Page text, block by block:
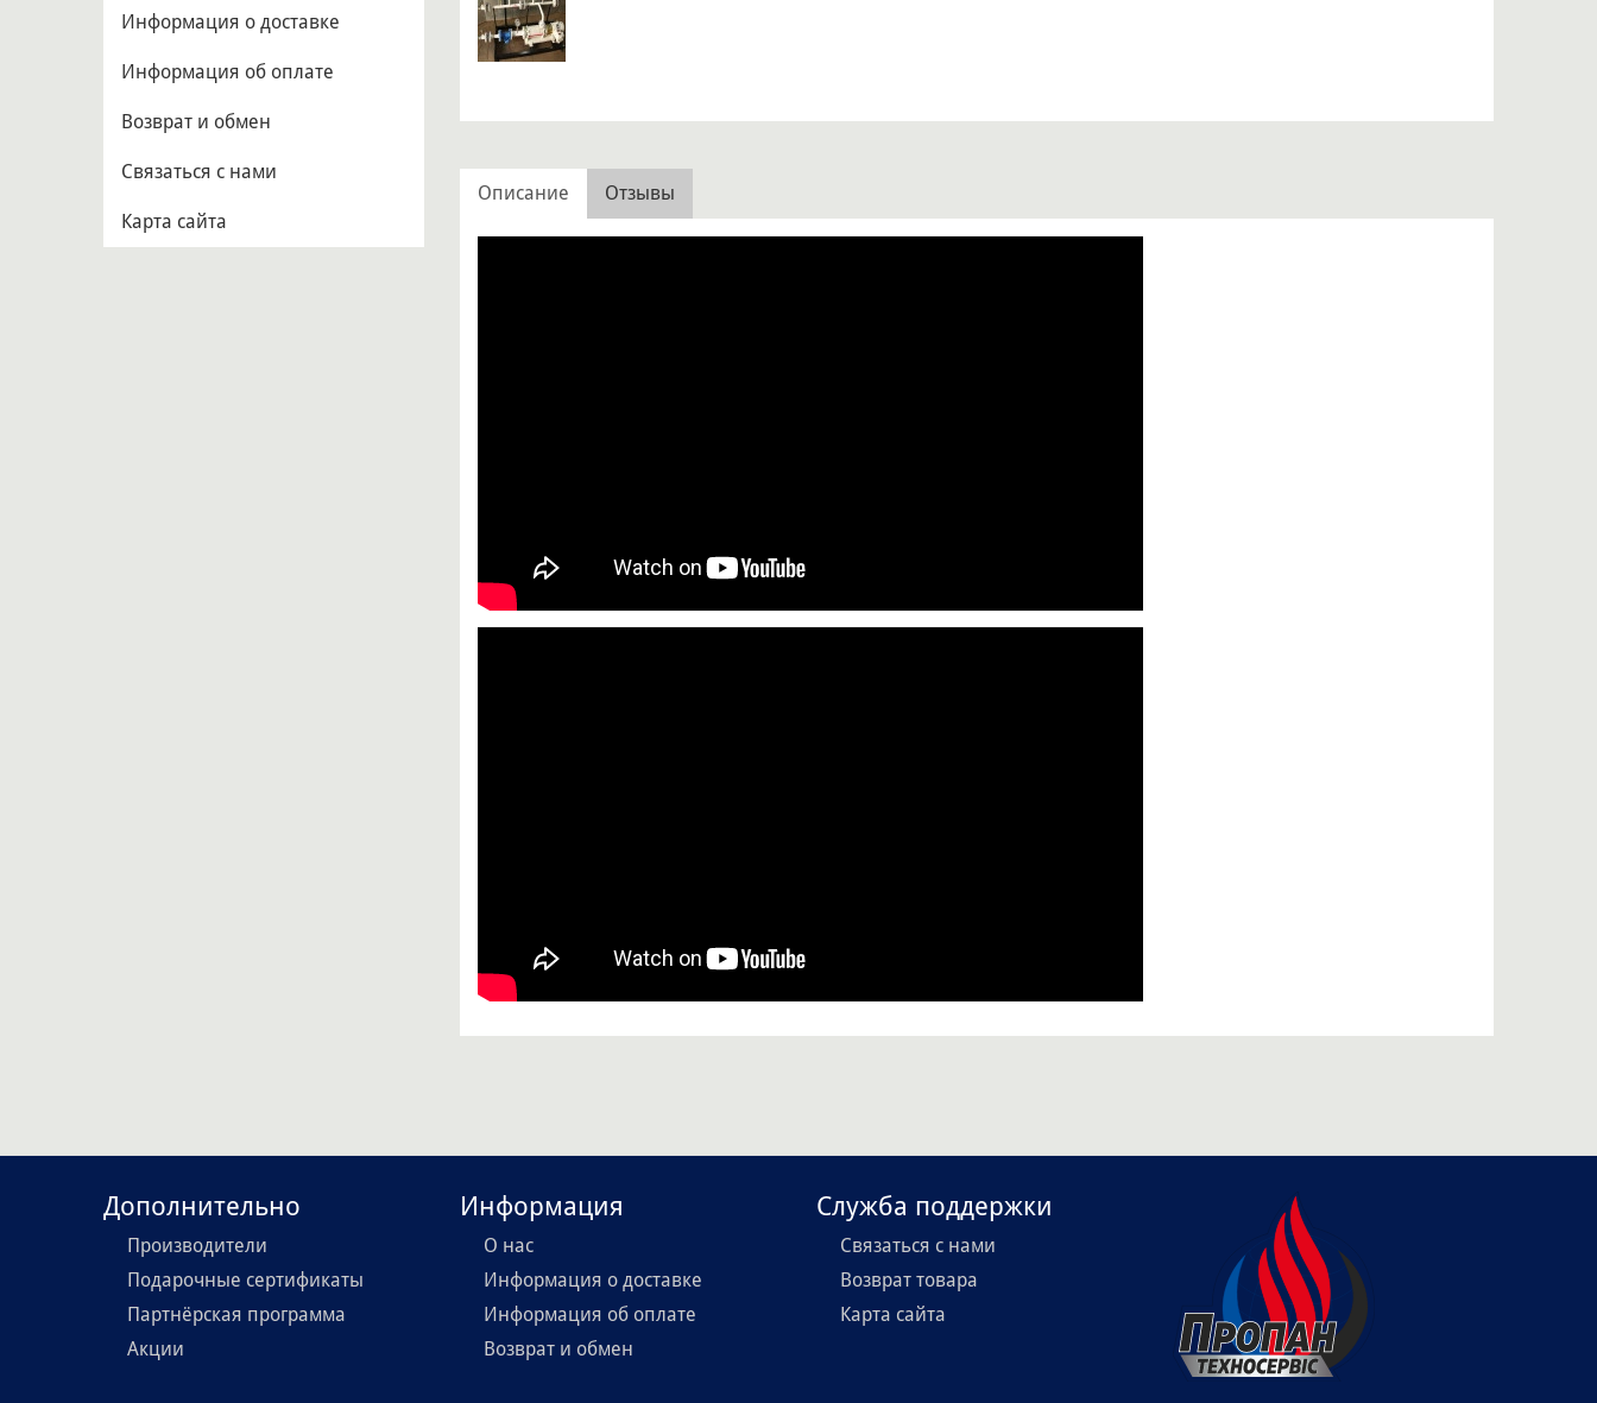
Информация о доставке
Информация об оплате
Возврат и обмен
Связаться с нами
Карта сайта
Описание Отзывы
Дополнительно
Производители
Подарочные сертификаты
Партнёрская программа
Акции
Информация
О нас
Информация о доставке
Информация об оплате
Возврат и обмен
Служба поддержки
Связаться с нами
Возврат товара
Карта сайта